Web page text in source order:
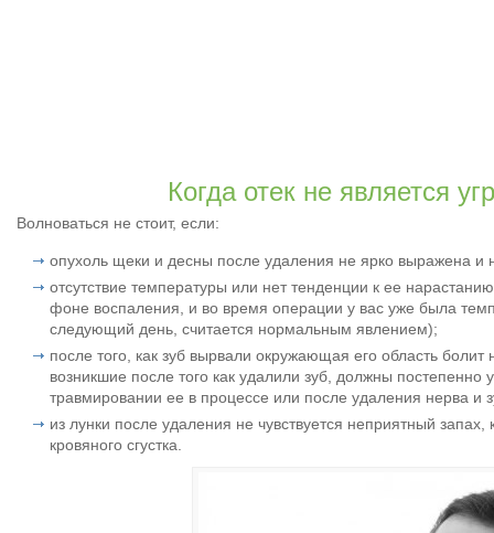
Когда отек не является
Волноваться не стоит, если:
опухоль щеки и десны после удаления не ярко выражена и
отсутствие температуры или нет тенденции к ее
фоне воспаления, и во время операции у вас уже была
следующий день, считается нормальным явлением);
после того, как зуб вырвали окружающая его область
возникшие после того как удалили зуб, должны
травмировании ее в процессе или после удаления нерва и
из лунки после удаления не чувствуется неприятный запах,
кровяного сгустка.